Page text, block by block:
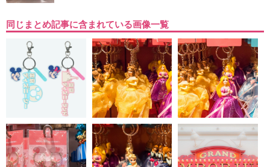
同じまとめ記事に含まれている画像一覧